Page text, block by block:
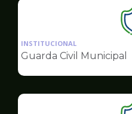
INSTITUCIONAL
Guarda Civil Municipal